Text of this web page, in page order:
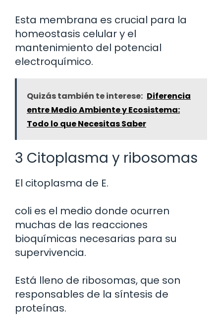
Esta membrana es crucial para la
homeostasis celular y el
mantenimiento del potencial
electroquímico.
Quizás también te interese: Diferencia
entre Medio Ambiente y Ecosistema:
Todo lo que Necesitas Saber
3 Citoplasma y ribosomas
El citoplasma de E.
coli es el medio donde ocurren
muchas de las reacciones
bioquímicas necesarias para su
supervivencia.
Está lleno de ribosomas, que son
responsables de la síntesis de
proteínas.